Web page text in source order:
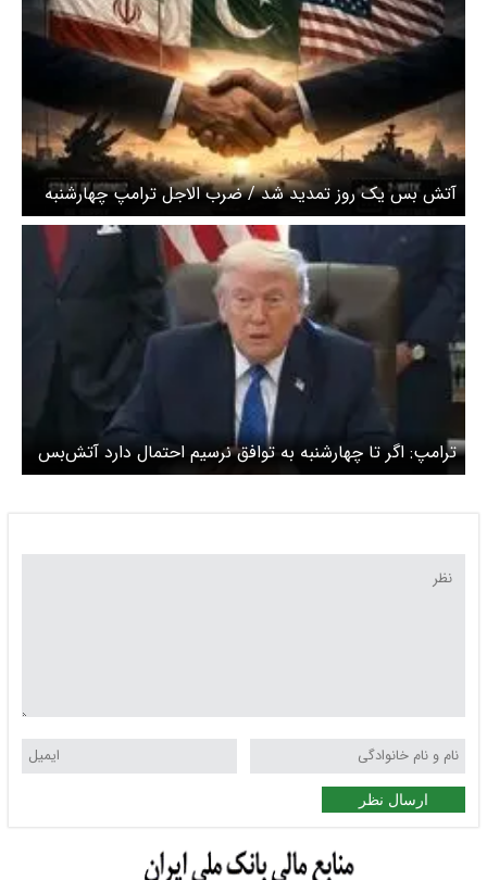
آتش بس یک روز تمدید شد / ضرب الاجل ترامپ چهارشنبه
است
ترامپ: اگر تا چهارشنبه به توافق نرسیم احتمال دارد آتش‌بس
را تمدید نکنیم
ارسال نظر